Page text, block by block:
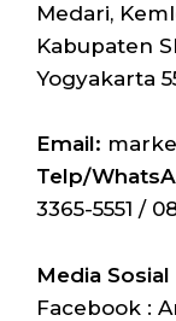
Medari,
Kabupaten
Yogyakarta
Email:
Telp/
3365-5551 /
Media Sosial
Facebook :